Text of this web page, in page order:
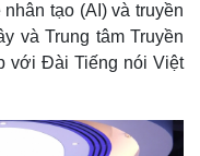
tạo (AI) và truyền
và Trung tâm Truyền
với Đài Tiếng nói Việt